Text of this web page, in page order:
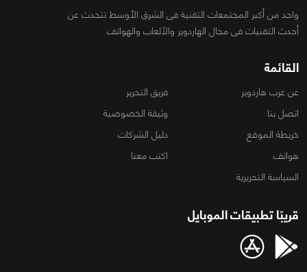
واحد من أكبر المجتمعات التقنية فى الشرق الأوسط تتحدث عن
أحدث التقنيات فى مجال الهاردوير والألعاب والهواتف
القائمة
عن عرب هاردوير
فريق التحرير
اتصل بنا
وثيقة الخصوصية
خريطة الموقع
دليل الشركات
هواتف
اكتب معنا
السياسة التحريرية
قريبًا تطبيقات الموبايل